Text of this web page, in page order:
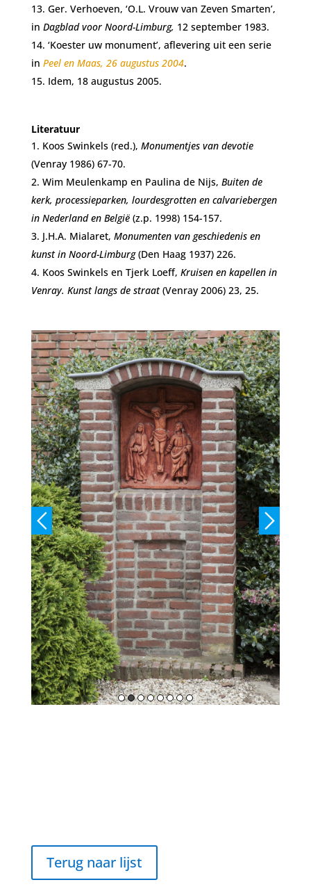
Ger. Verhoeven, ‘O.L. Vrouw van Zeven Smarten’,
in Dagblad voor Noord-Limburg, 12 september 1983.
‘Koester uw monument’, aflevering uit een serie
in Peel en Maas, 26 augustus 2004.
Idem, 18 augustus 2005.
Literatuur
Koos Swinkels (red.), Monumentjes van devotie
(Venray 1986) 67-70.
Wim Meulenkamp en Paulina de Nijs, Buiten de
kerk, processieparken, lourdesgrotten en calvariebergen
in Nederland en België (z.p. 1998) 154-157.
J.H.A. Mialaret, Monumenten van geschiedenis en
kunst in Noord-Limburg(Den Haag 1937) 226.
Koos Swinkels en Tjerk Loeff, Kruisen en kapellen in
Venray. Kunst langs de straat(Venray 2006) 23, 25.
Terug naar lijst